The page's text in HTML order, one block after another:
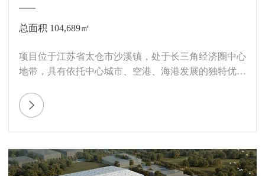
总面积 104,689㎡
项目位于江苏省太仓市沙溪镇，处于长三角经济圈中心
地带，具有依托中心城市、空港、海港发展的独特优
可连通沈海高速等国家级干道。园区配套完善，2 栋三
层高标库可为客户提供完备的仓储解决方案。